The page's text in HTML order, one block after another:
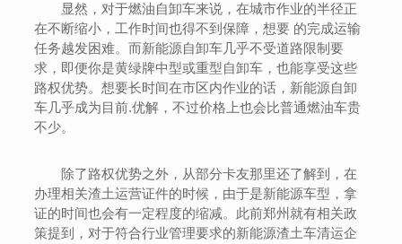
显然，对于燃油自卸车来说，在城市作业的半径正
在不断缩小，工作时间也得不到保障，想要 的完成运输
任务越发困难。而新能源自卸车几乎不受道路限制要
求，即便你是黄绿牌中型或重型自卸车，也能享受这些
路权优势。想要长时间在市区内作业的话，新能源自卸
车几乎成为目前.优解，不过价格上也会比普通燃油车贵
不少。
除了路权优势之外，从部分卡友那里还了解到，在
办理相关渣土运营证件的时候，由于是新能源车型，拿
证的时间也会有一定程度的缩减。此前郑州就有相关政
策提到，对于符合行业管理要求的新能源渣土车清运企